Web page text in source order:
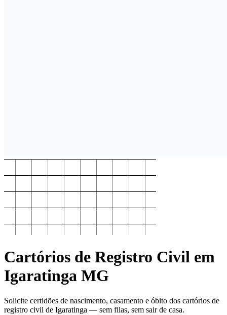
Cartórios de Registro Civil em
Igaratinga MG
Solicite certidões de nascimento, casamento e óbito dos cartórios de
registro civil de Igaratinga — sem filas, sem sair de casa.